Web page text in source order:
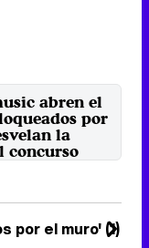
abren el
por
la
concurso
por el muro' (1)